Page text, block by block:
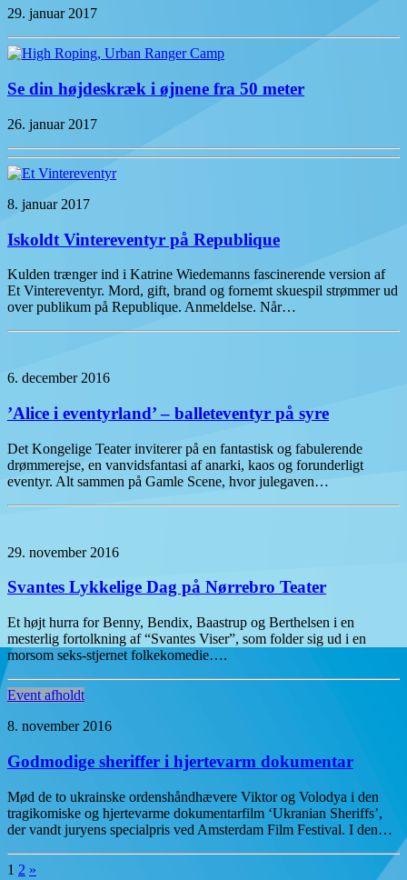
29. januar 2017
Se din højdeskræk i øjnene fra 50 meter
26. januar 2017
8. januar 2017
Iskoldt Vintereventyr på Republique
Kulden trænger ind i Katrine Wiedemanns fascinerende version af
Et Vintereventyr. Mord, gift, brand og fornemt skuespil strømmer ud
over publikum på Republique. Anmeldelse. Når…
6. december 2016
’Alice i eventyrland’ – balleteventyr på syre
Det Kongelige Teater inviterer på en fantastisk og fabulerende
drømmerejse, en vanvidsfantasi af anarki, kaos og forunderligt
eventyr. Alt sammen på Gamle Scene, hvor julegaven…
29. november 2016
Svantes Lykkelige Dag på Nørrebro Teater
Et højt hurra for Benny, Bendix, Baastrup og Berthelsen i en
mesterlig fortolkning af “Svantes Viser”, som folder sig ud i en
morsom seks-stjernet folkekomedie….
Event afholdt
8. november 2016
Godmodige sheriffer i hjertevarm dokumentar
Mød de to ukrainske ordenshåndhævere Viktor og Volodya i den
tragikomiske og hjertevarme dokumentarfilm ‘Ukranian Sheriffs’,
der vandt juryens specialpris ved Amsterdam Film Festival. I den…
1 2 »